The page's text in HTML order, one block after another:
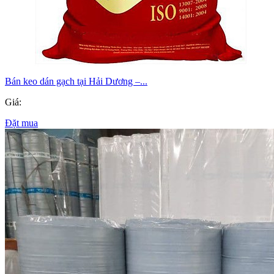
Bán keo dán gạch tại Hải Dương –...
Giá:
Đặt mua